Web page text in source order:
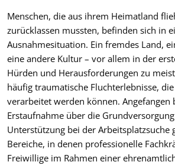
Menschen, die aus ihrem Heimatland
zurücklassen mussten, befinden sich in
Ausnahmesituation. Ein fremdes Land,
eine andere Kultur – vor allem in der
Hürden und Herausforderungen zu
häufig traumatische Fluchterlebnisse,
verarbeitet werden können. Angefangen
Erstaufnahme über die
Unterstützung bei der Arbeitsplatzsuche
Bereiche, in denen professionelle
Freiwillige im Rahmen einer